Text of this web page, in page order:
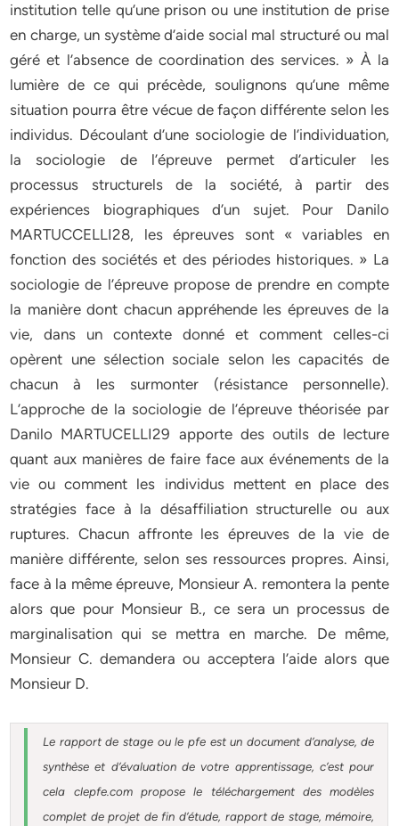
institution telle qu’une prison ou une institution de prise
en charge, un système d’aide social mal structuré ou mal
géré et l’absence de coordination des services. » À la
lumière de ce qui précède, soulignons qu’une même
situation pourra être vécue de façon différente selon les
individus. Découlant d’une sociologie de l’individuation,
la sociologie de l’épreuve permet d’articuler les
processus structurels de la société, à partir des
expériences biographiques d’un sujet. Pour Danilo
MARTUCCELLI28, les épreuves sont « variables en
fonction des sociétés et des périodes historiques. » La
sociologie de l’épreuve propose de prendre en compte
la manière dont chacun appréhende les épreuves de la
vie, dans un contexte donné et comment celles-ci
opèrent une sélection sociale selon les capacités de
chacun à les surmonter (résistance personnelle).
L’approche de la sociologie de l’épreuve théorisée par
Danilo MARTUCELLI29 apporte des outils de lecture
quant aux manières de faire face aux événements de la
vie ou comment les individus mettent en place des
stratégies face à la désaffiliation structurelle ou aux
ruptures. Chacun affronte les épreuves de la vie de
manière différente, selon ses ressources propres. Ainsi,
face à la même épreuve, Monsieur A. remontera la pente
alors que pour Monsieur B., ce sera un processus de
marginalisation qui se mettra en marche. De même,
Monsieur C. demandera ou acceptera l’aide alors que
Monsieur D.
Le rapport de stage ou le pfe est un document d’analyse, de
synthèse et d’évaluation de votre apprentissage, c’est pour
cela clepfe.com propose le téléchargement des modèles
complet de projet de fin d’étude, rapport de stage, mémoire,